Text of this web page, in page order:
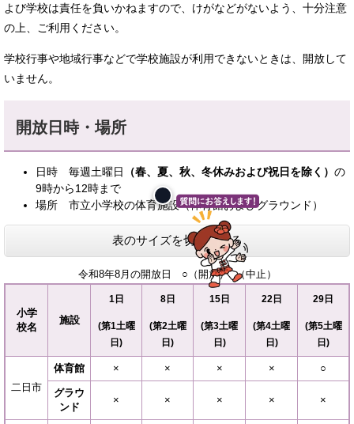
よび学校は責任を負いかねますので、けがなどがないよう、十分注意
の上、ご利用ください。
学校行事や地域行事などで学校施設が利用できないときは、開放して
いません。
開放日時・場所
日時 毎週土曜日 （春、夏、秋、冬休みおよび祝日を除く） の
9時から12時まで
場所 市立小学校の体育施設（体育館およびグラウンド）
表のサイズを切り替える
令和8年8月の開放日 ○（開放）×（中止）
小学
校名
施設
1日
(第1土曜
日)
8日
(第2土曜
日)
15日
(第3土曜
日)
22日
(第4土曜
日)
29日
(第5土曜
日)
二日市
体育館 ​​​× × × × ​​○
グラウ
ンド
×​​​ × ​× × ​×